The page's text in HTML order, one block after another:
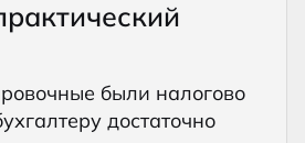
были налогово
достаточно